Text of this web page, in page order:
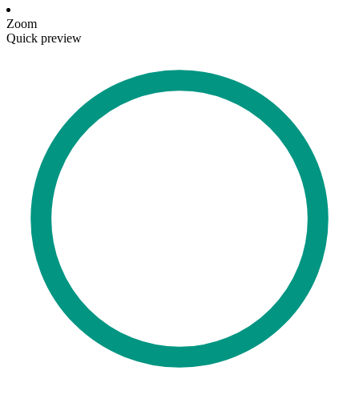
Zoom
Quick preview